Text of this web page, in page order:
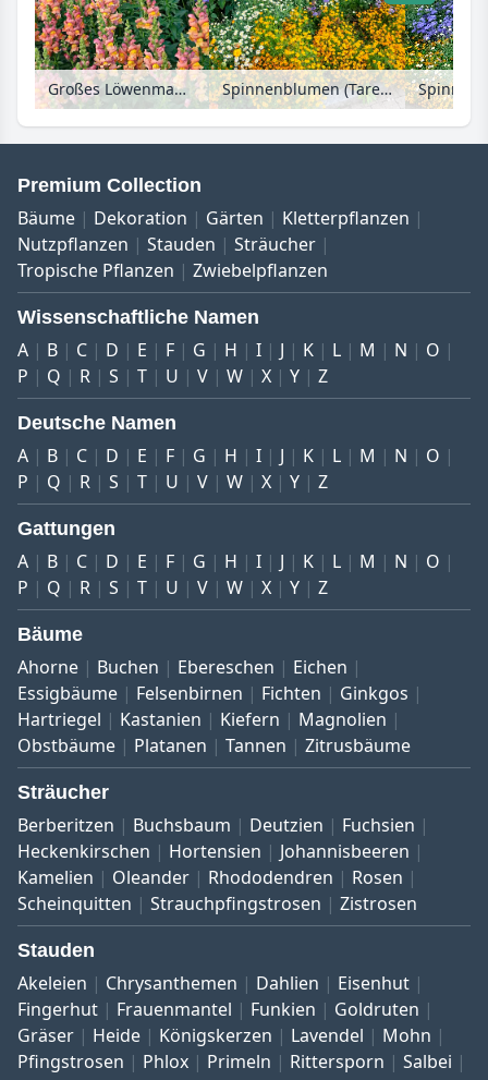
Großes Löwenmaul (Antirrhinum majus), Leberbalsam (Ageratum houstonianum) und Zinnie (Zinnia) Spinnenblumen (Tarenaya syn. Cleome), Zinnien (Zinnia), Leberbalsam (Ageratum) und Studentenblumen (Tagetes)
Premium Collection
Bäume Dekoration Gärten
Kletterpflanzen
Nutzpflanzen
Stauden
Sträucher
Tropische Pflanzen
Zwiebelpflanzen
Wissenschaftliche Namen
A B C D E F G H I J K L M N
O
P
Q R S T U V W X Y Z
Deutsche Namen
A B C D E F G H I J K L M N
O
P
Q R S T U V W X Y Z
Gattungen
A B C D E F G H I J K L M N
O
P
Q R S T U V W X Y Z
Bäume
Ahorne Buchen Ebereschen
Eichen
Essigbäume
Felsenbirnen Fichten
Ginkgos
Hartriegel
Kastanien Kiefern
Magnolien
Obstbäume
Platanen Tannen Zitrusbäume
Sträucher
Berberitzen Buchsbaum Deutzien
Fuchsien
Heckenkirschen
Hortensien
Johannisbeeren
Kamelien
Oleander Rhododendren
Rosen
Scheinquitten
Strauchpfingstrosen Zistrosen
Stauden
Akeleien Chrysanthemen Dahlien
Eisenhut
Fingerhut
Frauenmantel Funkien
Goldruten
Gräser
Heide Königskerzen Lavendel
Mohn
Pfingstrosen
Phlox Primeln Rittersporn
Salbei